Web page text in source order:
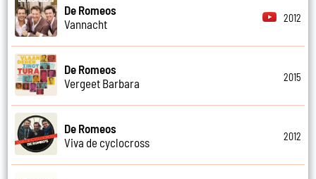
De Romeos
Vannacht
2012
De Romeos
Vergeet Barbara
2015
De Romeos
Viva de cyclocross
2012